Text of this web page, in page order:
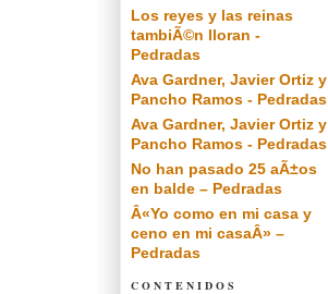
Los reyes y las reinas
tambiÃ©n lloran -
Pedradas
Ava Gardner, Javier Ortiz y
Pancho Ramos - Pedradas
Ava Gardner, Javier Ortiz y
Pancho Ramos - Pedradas
No han pasado 25 aÃ±os
en balde – Pedradas
Â«Yo como en mi casa y
ceno en mi casaÂ» –
Pedradas
CONTENIDOS